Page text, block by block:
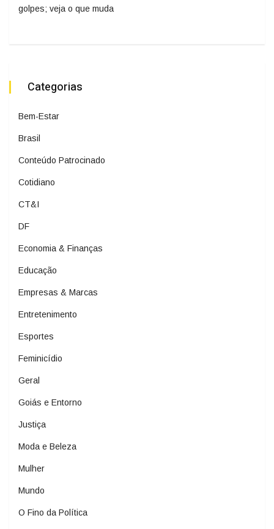
golpes; veja o que muda
Categorias
Bem-Estar
Brasil
Conteúdo Patrocinado
Cotidiano
CT&I
DF
Economia & Finanças
Educação
Empresas & Marcas
Entretenimento
Esportes
Feminicídio
Geral
Goiás e Entorno
Justiça
Moda e Beleza
Mulher
Mundo
O Fino da Política